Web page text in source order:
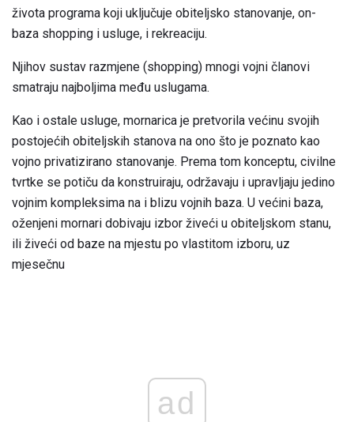
života programa koji uključuje obiteljsko stanovanje, on-
baza shopping i usluge, i rekreaciju.
Njihov sustav razmjene (shopping) mnogi vojni članovi
smatraju najboljima među uslugama.
Kao i ostale usluge, mornarica je pretvorila većinu svojih
postojećih obiteljskih stanova na ono što je poznato kao
vojno privatizirano stanovanje. Prema tom konceptu, civilne
tvrtke se potiču da konstruiraju, održavaju i upravljaju jedino
vojnim kompleksima na i blizu vojnih baza. U većini baza,
oženjeni mornari dobivaju izbor živeći u obiteljskom stanu,
ili živeći od baze na mjestu po vlastitom izboru, uz
mjesečnu
ad